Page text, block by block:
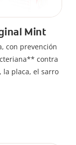
Mint
con prevención
contra
la placa, el sarro